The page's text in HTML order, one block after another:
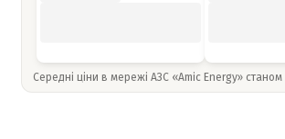
Середні ціни в мережі АЗС «Amic Energy» станом